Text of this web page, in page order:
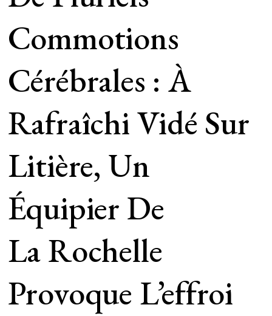
Commotions
Cérébrales : À
Rafraîchi Vidé Sur
Litière, Un
Équipier De
La Rochelle
Provoque L’effroi